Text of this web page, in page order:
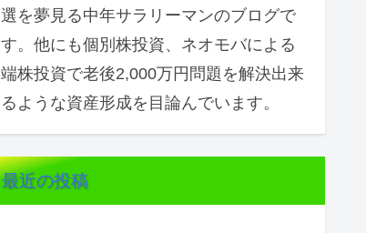
選を夢見る中年サラリーマンのブログで
す。他にも個別株投資、ネオモバによる
端株投資で老後2,000万円問題を解決出来
るような資産形成を目論んでいます。
最近の投稿